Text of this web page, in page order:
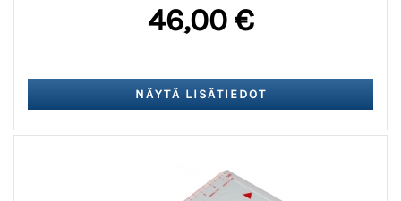
46,00 €